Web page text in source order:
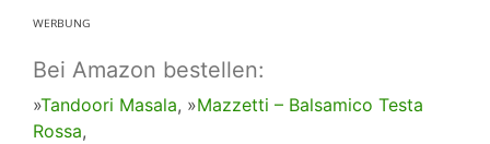
ᵂᴱᴿᴮᵁᴺᴳ
Bei Amazon bestellen:
»Tandoori Masala, »Mazzetti – Balsamico Testa
Rossa,